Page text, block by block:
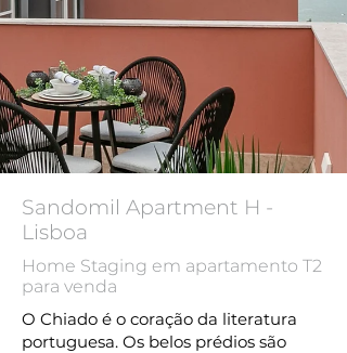
Sandomil Apartment H -
Lisboa
Home Staging em apartamento T2
para venda
O Chiado é o coração da literatura
portuguesa. Os belos prédios são